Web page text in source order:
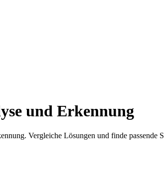
und Erkennung
Vergleiche Lösungen und finde passende